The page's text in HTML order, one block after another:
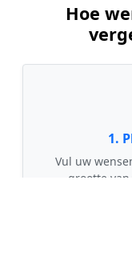
Hoe
1.
Vul uw
grootte